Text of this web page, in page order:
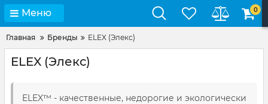
Меню 0
Главная Бренды ELEX (Элекс)
ELEX (Элекс)
ELEX™ - качественные, недорогие и экологически